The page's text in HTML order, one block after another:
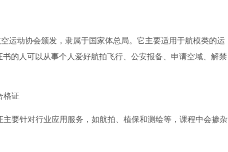
运动协会颁发，隶属于国家体总局。它主要适用于航模类的运
的人可以从事个人爱好航拍飞行、公安报备、申请空域、解禁
格证
要针对行业应用服务，如航拍、植保和测绘等，课程中会掺杂